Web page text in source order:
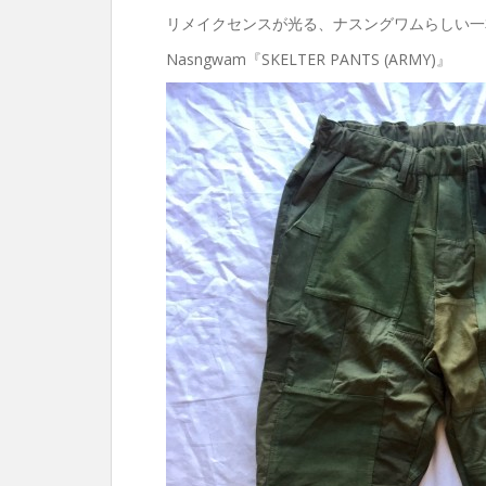
リメイクセンスが光る、ナスングワムらしい
Nasngwam『SKELTER PANTS (ARMY)』